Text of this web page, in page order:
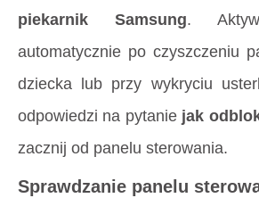
piekarnik Samsung.
automatycznie po czyszczeniu
dziecka lub przy wykryciu
odpowiedzi na pytanie jak
zacznij od panelu sterowania.
Sprawdzanie panelu